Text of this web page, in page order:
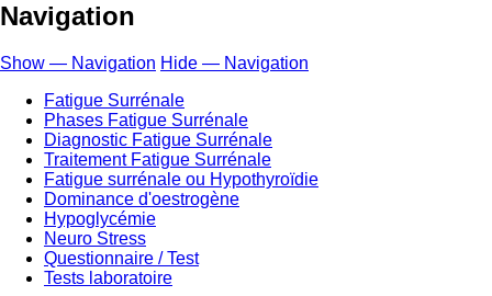
Navigation
Show — Navigation Hide — Navigation
Fatigue Surrénale
Phases Fatigue Surrénale
Diagnostic Fatigue Surrénale
Traitement Fatigue Surrénale
Fatigue surrénale ou Hypothyroïdie
Dominance d'oestrogène
Hypoglycémie
Neuro Stress
Questionnaire / Test
Tests laboratoire